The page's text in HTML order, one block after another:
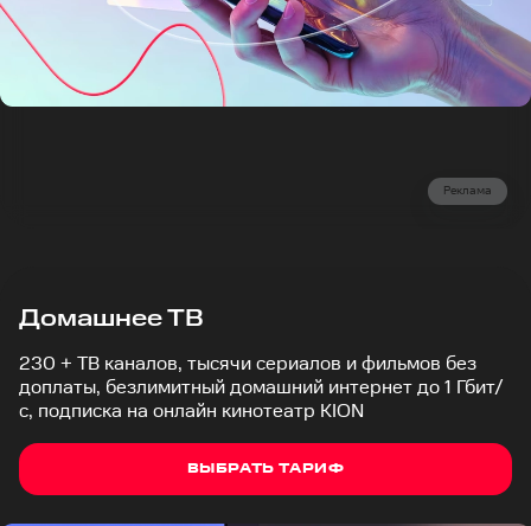
Реклама
Домашнее ТВ
230 + ТВ каналов, тысячи сериалов и фильмов без
доплаты, безлимитный домашний интернет до 1 Гбит/
с, подписка на онлайн кинотеатр KION
ВЫБРАТЬ ТАРИФ